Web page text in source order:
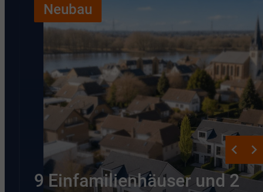
Neubau
9 Einfamilienhäuser und 2